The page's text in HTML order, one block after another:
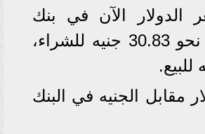
الآن في بنك
الإسكندرية نحو 30.83 جنيه للشراء،
مقابل الجنيه في البنك